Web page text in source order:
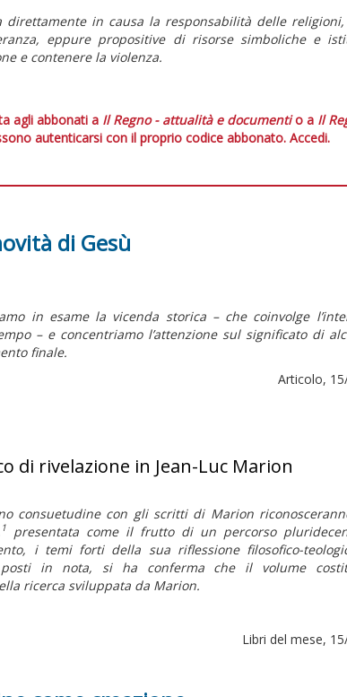
in causa la responsabilità delle
eppure propositive di risorse simboliche e
e contenere la violenza.
agli abbonati a Il Regno - attualità e documentio a Il
autenticarsi con il proprio codice abbonato. Accedi.
di Gesù
in esame la vicenda storica – che coinvolge
– e concentriamo l’attenzione sul significato di
finale.
Articolo,
di rivelazione in Jean-Luc Marion
consuetudine con gli scritti di Marion
1
presentata come il frutto di un percorso
i temi forti della sua riflessione filosofico-
in nota, si ha conferma che il volume
ricerca sviluppata da Marion.
Libri del mese,